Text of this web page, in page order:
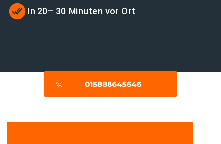
In 20– 30 Minuten vor Ort